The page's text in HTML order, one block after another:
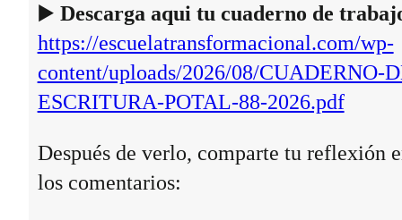
▶️ Descarga aqui tu cuaderno de
https://escuelatransformacional.com/wp-
content/uploads/2026/08/CUADERNO-
ESCRITURA-POTAL-88-2026.pdf
Después de verlo, comparte tu reflexión
los comentarios: